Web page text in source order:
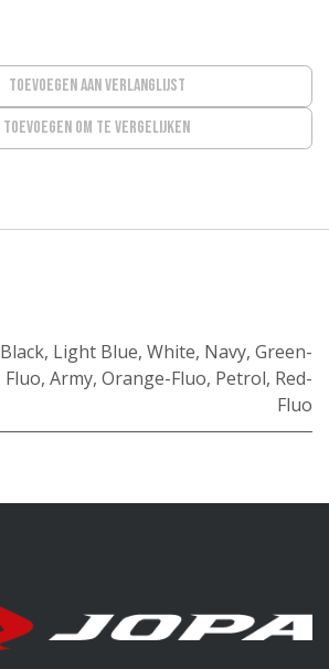
Toevoegen om te vergelijken
Toevoegen aan verlanglijst
Black, Light Blue, White, Navy, Green-
Fluo, Army, Orange-Fluo, Petrol, Red-
Fluo